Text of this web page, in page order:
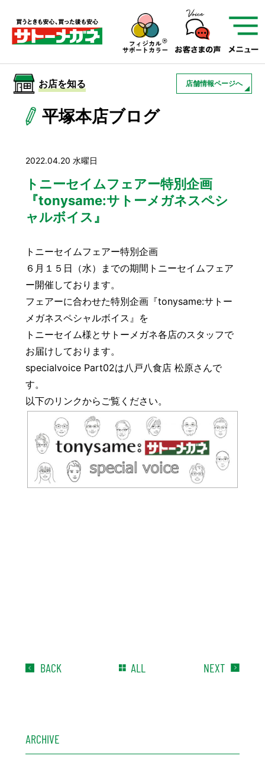
サトーメガネを知る
サトーメガネについて
01 サトーメガネの遠近
検査・フィッティング
03
サービスを知る
レンズ交換 豆知識 レスキュー ご購入の流れ
お知らせ 会社概要
お問い合わせ
採用情報 プライバシーポリシー
お店を知る 店舗情報ページへ
平塚本店ブログ
2022.04.20 水曜日
トニーセイムフェアー特別企画
『tonysame:サトーメガネスペシ
ャルボイス』
トニーセイムフェアー特別企画
６月１５日（水）までの期間トニーセイムフェア
ー開催しております。
フェアーに合わせた特別企画『tonysame:サトー
メガネスペシャルボイス』を
トニーセイム様とサトーメガネ各店のスタッフで
お届けしております。
specialvoice Part02は八戸八食店 松原さんで
す。
以下のリンクからご覧ください。
BACK ALL NEXT
ARCHIVE